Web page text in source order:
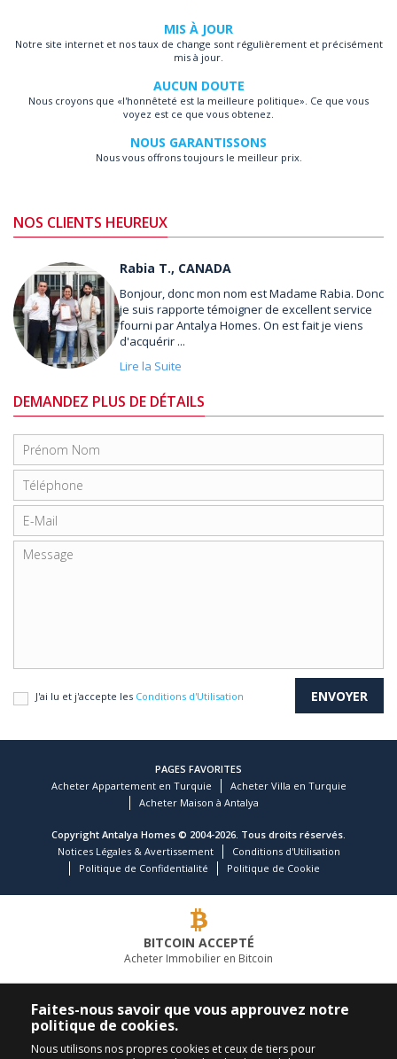
MIS À JOUR
Notre site internet et nos taux de change sont régulièrement et précisément
mis à jour.
AUCUN DOUTE
Nous croyons que «l'honnêteté est la meilleure politique». Ce que vous
voyez est ce que vous obtenez.
NOUS GARANTISSONS
Nous vous offrons toujours le meilleur prix.
NOS CLIENTS HEUREUX
Rabia T., CANADA
Bonjour, donc mon nom est Madame Rabia. Donc
je suis rapporte témoigner de excellent service
fourni par Antalya Homes. On est fait je viens
d'acquérir ...
Lire la Suite
DEMANDEZ PLUS DE DÉTAILS
J'ai lu et j'accepte les Conditions d'Utilisation
PAGES FAVORITES
Acheter Appartement en Turquie
Acheter Villa en Turquie
Acheter Maison à Antalya
Copyright Antalya Homes © 2004-2026. Tous droits réservés.
Notices Légales & Avertissement
Conditions d'Utilisation
Politique de Confidentialité
Politique de Cookie
BITCOIN ACCEPTÉ
Acheter Immobilier en Bitcoin
COMPAGNIE IMMOBILIÈRE LEADER
APPELEZ-NOUS
Faites-nous savoir que vous approuvez notre
politique de cookies.
Nous utilisons nos propres cookies et ceux de tiers pour